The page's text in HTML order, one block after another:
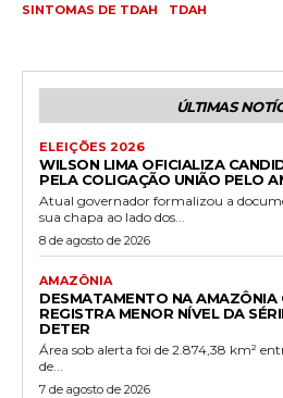
SINTOMAS DE TDAH
TDAH
ÚLTIMAS
ELEIÇÕES 2026
WILSON LIMA OFICIALIZA
PELA COLIGAÇÃO UNIÃO PELO
Atual governador formalizou a
sua chapa ao lado dos...
8 de agosto de 2026
AMAZÔNIA
DESMATAMENTO NA AMAZÔNIA
REGISTRA MENOR NÍVEL DA
DETER
Área sob alerta foi de 2.874,38 km²
de...
7 de agosto de 2026